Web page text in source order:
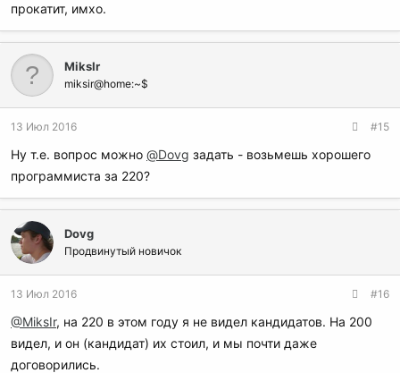
прокатит, имхо.
MiksIr
miksir@home:~$
13 Июл 2016 #15
Ну т.е. вопрос можно @Dovg задать - возьмешь хорошего
программиста за 220?
Dovg
Продвинутый новичок
13 Июл 2016 #16
@MiksIr, на 220 в этом году я не видел кандидатов. На 200
видел, и он (кандидат) их стоил, и мы почти даже
договорились.